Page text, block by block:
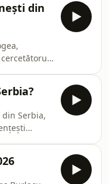
(r)
de
în
militar și
politic de
din
Eikon.
Serbia,
SNSPA și